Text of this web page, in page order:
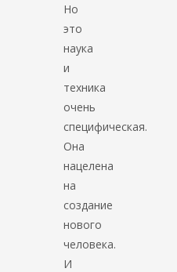
Но
это
наука
и
техника
очень
специфическая.
Она
нацелена
на
создание
нового
человека.
И